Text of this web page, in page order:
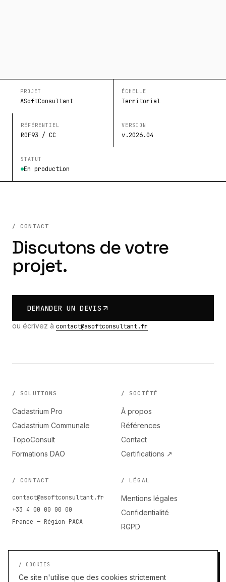
PROJET
ASoftConsultant
ÉCHELLE
Territorial
RÉFÉRENTIEL
RGF93 / CC
VERSION
v.2026.04
STATUT
En production
/ CONTACT
Discutons de votre
projet.
DEMANDER UN DEVIS
ou écrivez à contact@asoftconsultant.fr
/ SOLUTIONS
Cadastrium Pro
Cadastrium Communale
TopoConsult
Formations DAO
/ SOCIÉTÉ
À propos
Références
Contact
Certifications ↗
/ CONTACT
contact@asoftconsultant.fr
+33 4 00 00 00 00
France — Région PACA
/ LÉGAL
Mentions légales
Confidentialité
RGPD
/ COOKIES
Ce site n'utilise que des cookies strictement